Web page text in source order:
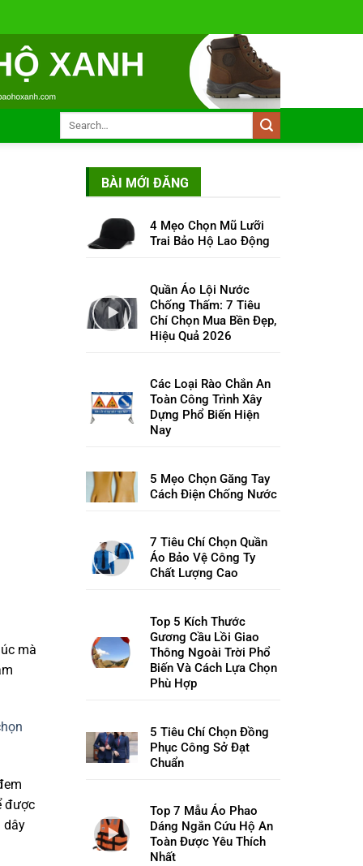
mà
được
dây
BÀI MỚI ĐĂNG
4 Mẹo Chọn Mũ Lưỡi
Trai Bảo Hộ Lao Động
Quần Áo Lội Nước
Chống Thấm: 7 Tiêu
Chí Chọn Mua Bền Đẹp,
Hiệu Quả 2026
Các Loại Rào Chắn An
Toàn Công Trình Xây
Dựng Phổ Biến Hiện
Nay
5 Mẹo Chọn Găng Tay
Cách Điện Chống Nước
7 Tiêu Chí Chọn Quần
Áo Bảo Vệ Công Ty
Chất Lượng Cao
Top 5 Kích Thước
Gương Cầu Lồi Giao
Thông Ngoài Trời Phổ
Biến Và Cách Lựa Chọn
Phù Hợp
5 Tiêu Chí Chọn Đồng
Phục Công Sở Đạt
Chuẩn
Top 7 Mẫu Áo Phao
Dáng Ngắn Cứu Hộ An
Toàn Được Yêu Thích
Nhất